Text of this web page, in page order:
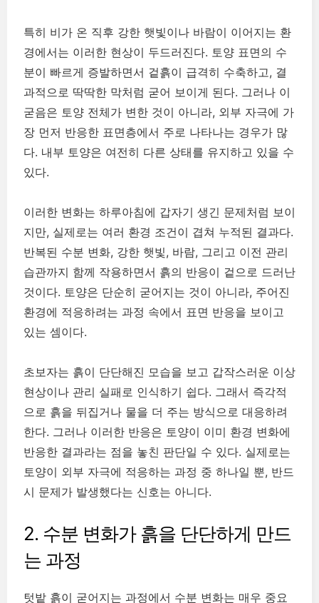
특히 비가 온 직후 강한 햇빛이나 바람이 이어지는 환
경에서는 이러한 현상이 두드러진다. 토양 표면의 수
분이 빠르게 증발하면서 겉흙이 급격히 수축하고, 결
과적으로 딱딱한 막처럼 굳어 보이게 된다. 그러나 이
굳음은 토양 전체가 변한 것이 아니라, 외부 자극에 가
장 먼저 반응한 표면층에서 주로 나타나는 경우가 많
다. 내부 토양은 여전히 다른 상태를 유지하고 있을 수
있다.
이러한 변화는 하루아침에 갑자기 생긴 문제처럼 보이
지만, 실제로는 여러 환경 조건이 겹쳐 누적된 결과다.
반복된 수분 변화, 강한 햇빛, 바람, 그리고 이전 관리
습관까지 함께 작용하면서 흙의 반응이 겉으로 드러난
것이다. 토양은 단순히 굳어지는 것이 아니라, 주어진
환경에 적응하려는 과정 속에서 표면 반응을 보이고
있는 셈이다.
초보자는 흙이 단단해진 모습을 보고 갑작스러운 이상
현상이나 관리 실패로 인식하기 쉽다. 그래서 즉각적
으로 흙을 뒤집거나 물을 더 주는 방식으로 대응하려
한다. 그러나 이러한 반응은 토양이 이미 환경 변화에
반응한 결과라는 점을 놓친 판단일 수 있다. 실제로는
토양이 외부 자극에 적응하는 과정 중 하나일 뿐, 반드
시 문제가 발생했다는 신호는 아니다.
2. 수분 변화가 흙을 단단하게 만드
는 과정
텃밭 흙이 굳어지는 과정에서 수분 변화는 매우 중요